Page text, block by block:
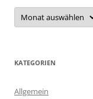
Archiv
KATEGORIEN
Allgemein